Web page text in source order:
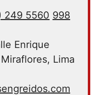
249 5560 998
Enrique
Lima